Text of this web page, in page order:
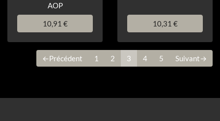
AOP
10,91 € 10,31 €
←Précédent 1 2 3 4 5 Suivant→